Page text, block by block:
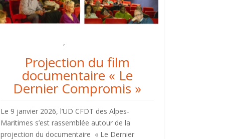
,
Projection du film
documentaire « Le
Dernier Compromis »
Le 9 janvier 2026, l’UD CFDT des Alpes-
Maritimes s’est rassemblée autour de la
projection du documentaire « Le Dernier